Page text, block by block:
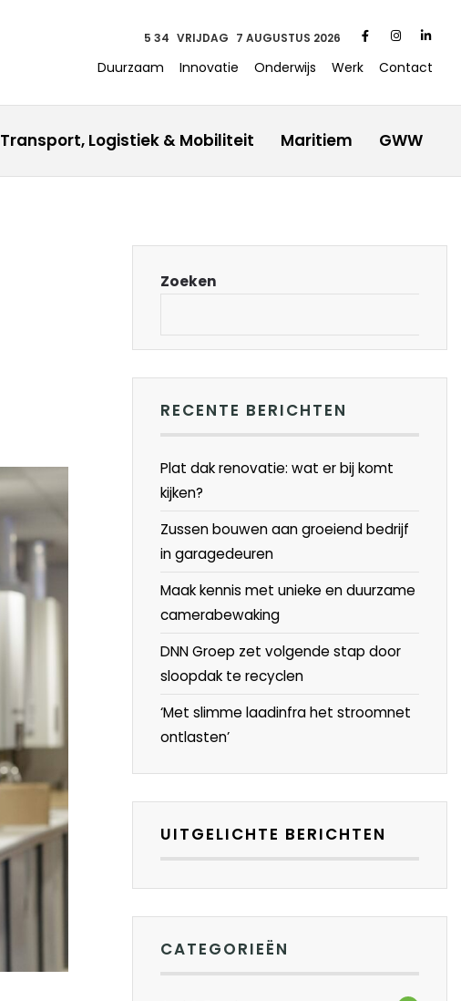
5 34 VRIJDAG 7 AUGUSTUS 2026
Duurzaam Innovatie Onderwijs Werk Contact
Transport, Logistiek & Mobiliteit Maritiem GWW
Zoeken
RECENTE BERICHTEN
Plat dak renovatie: wat er bij komt
kijken?
Zussen bouwen aan groeiend bedrijf
in garagedeuren
Maak kennis met unieke en duurzame
camerabewaking
DNN Groep zet volgende stap door
sloopdak te recyclen
‘Met slimme laadinfra het stroomnet
ontlasten’
UITGELICHTE BERICHTEN
CATEGORIEËN